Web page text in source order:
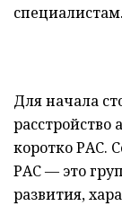
специалистам.
Для начала
расстройство
коротко РАС.
РАС — это
развития,